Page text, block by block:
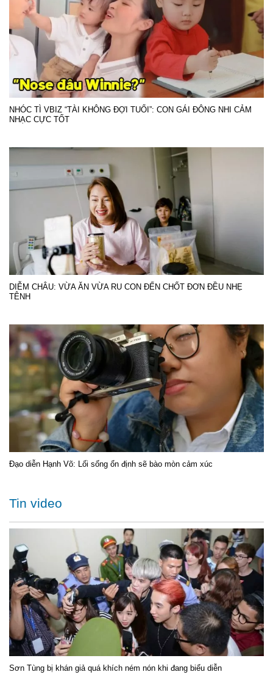
NHÓC TÌ VBIZ “TÀI KHÔNG ĐỢI TUỔI”: CON GÁI ĐÔNG NHI CẢM
NHẠC CỰC TỐT
DIỄM CHÂU: VỪA ĂN VỪA RU CON ĐẾN CHỐT ĐƠN ĐỀU NHẸ
TÊNH
Đạo diễn Hạnh Võ: Lối sống ổn định sẽ bào mòn cảm xúc
Tin video
Sơn Tùng bị khán giả quá khích ném nón khi đang biểu diễn